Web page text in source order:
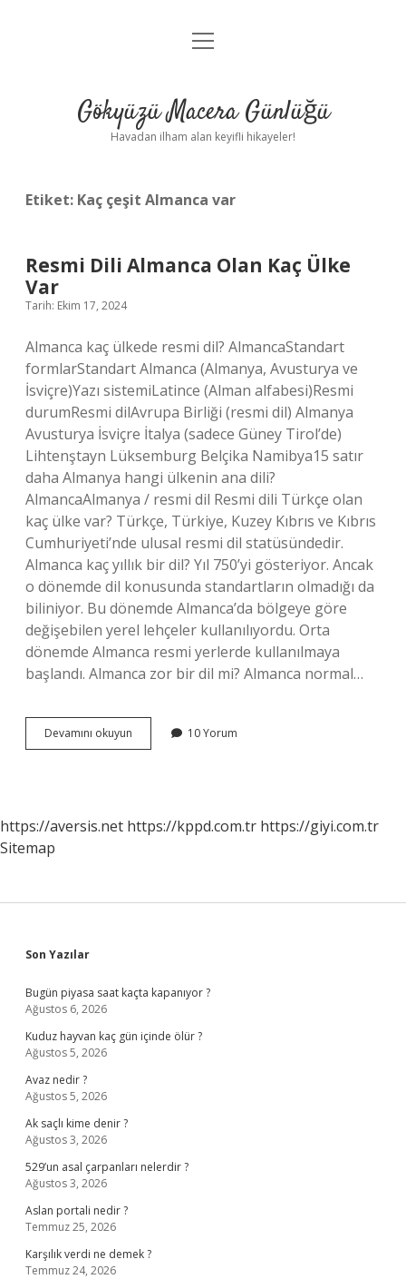
Anasayfa
Yasal Uyarı
menüyü
Gökyüzü Macera Günlüğü
Havadan ilham alan keyifli hikayeler!
Etiket: Kaç çeşit Almanca var
Resmi Dili Almanca Olan Kaç Ülke
Var
Tarih: Ekim 17, 2024
Almanca kaç ülkede resmi dil? AlmancaStandart
formlarStandart Almanca (Almanya, Avusturya ve
İsviçre)Yazı sistemiLatince (Alman alfabesi)Resmi
durumResmi dilAvrupa Birliği (resmi dil) Almanya
Avusturya İsviçre İtalya (sadece Güney Tirol’de)
Lihtenştayn Lüksemburg Belçika Namibya15 satır
daha Almanya hangi ülkenin ana dili?
AlmancaAlmanya / resmi dil Resmi dili Türkçe olan
kaç ülke var? Türkçe, Türkiye, Kuzey Kıbrıs ve Kıbrıs
Cumhuriyeti’nde ulusal resmi dil statüsündedir.
Almanca kaç yıllık bir dil? Yıl 750’yi gösteriyor. Ancak
o dönemde dil konusunda standartların olmadığı da
biliniyor. Bu dönemde Almanca’da bölgeye göre
değişebilen yerel lehçeler kullanılıyordu. Orta
dönemde Almanca resmi yerlerde kullanılmaya
başlandı. Almanca zor bir dil mi? Almanca normal…
Devamını okuyun
Dili
Var
10 Yorum
https://aversis.net https://kppd.com.tr https://giyi.com.tr
Sitemap
Sidebar
Son Yazılar
Bugün piyasa saat kaçta kapanıyor ?
Ağustos 6, 2026
Kuduz hayvan kaç gün içinde ölür ?
Ağustos 5, 2026
Avaz nedir ?
Ağustos 5, 2026
Ak saçlı kime denir ?
Ağustos 3, 2026
529’un asal çarpanları nelerdir ?
Ağustos 3, 2026
Aslan portali nedir ?
Temmuz 25, 2026
Karşılık verdi ne demek ?
Temmuz 24, 2026